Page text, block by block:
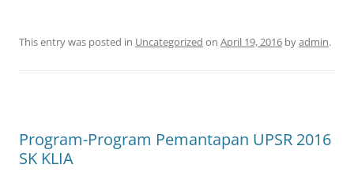
This entry was posted in Uncategorized on April 19, 2016 byadmin.
Program-Program Pemantapan UPSR 2016
SK KLIA